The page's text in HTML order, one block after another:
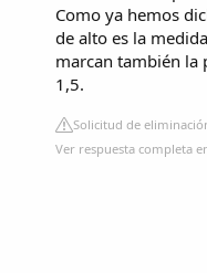
Como ya hemos
de alto es la
marcan también la
1,5.
Solicitud de
Ver respuesta completa